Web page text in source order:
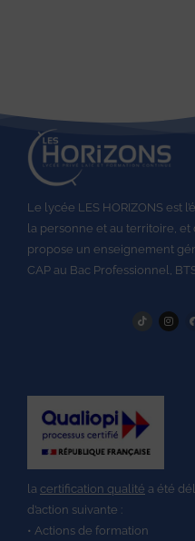
Le lycée LES HORIZONS est
la personne et au territoire, et
propose un enseignement
CAP au Bac Professionnel,
la certification qualité a été
d’action suivante :
• Actions de formation